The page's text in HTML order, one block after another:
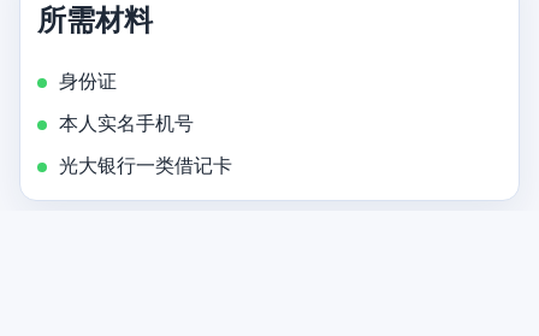
所需材料
身份证
本人实名手机号
光大银行一类借记卡